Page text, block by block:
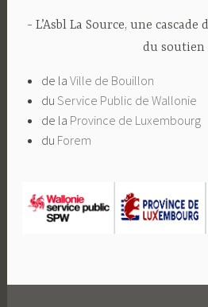
L’Asbl La Source, une
du soutien
de la Ville de Bouillon
du Service Public de Wallonie
de la Province de Luxembourg
du Forem